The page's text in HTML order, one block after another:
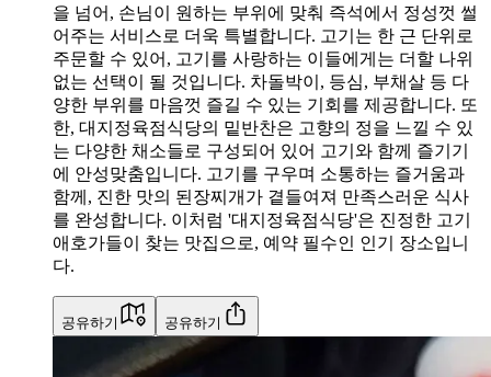
을 넘어, 손님이 원하는 부위에 맞춰 즉석에서 정성껏 썰
어주는 서비스로 더욱 특별합니다. 고기는 한 근 단위로
주문할 수 있어, 고기를 사랑하는 이들에게는 더할 나위
없는 선택이 될 것입니다. 차돌박이, 등심, 부채살 등 다
양한 부위를 마음껏 즐길 수 있는 기회를 제공합니다. 또
한, 대지정육점식당의 밑반찬은 고향의 정을 느낄 수 있
는 다양한 채소들로 구성되어 있어 고기와 함께 즐기기
에 안성맞춤입니다. 고기를 구우며 소통하는 즐거움과
함께, 진한 맛의 된장찌개가 곁들여져 만족스러운 식사
를 완성합니다. 이처럼 '대지정육점식당'은 진정한 고기
애호가들이 찾는 맛집으로, 예약 필수인 인기 장소입니
다.
공유하기 공유하기